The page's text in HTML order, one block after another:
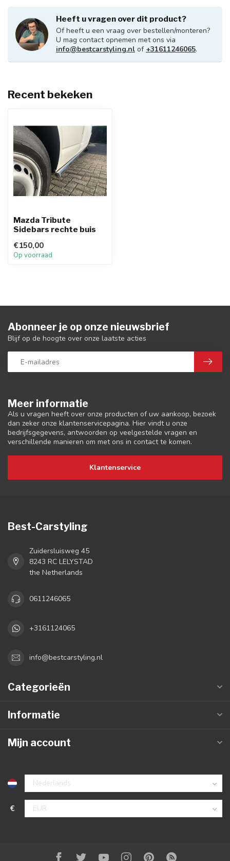
Heeft u vragen over dit product?
Of heeft u een vraag over bestellen/monteren?
U mag contact opnemen met ons via
info@bestcarstyling.nl of +31611246065.
Recent bekeken
Mazda Tribute
Sidebars rechte buis
€150,00
Op voorraad
Meer informatie
Als u vragen heeft over onze producten of uw aankoop, bezoek
dan zeker onze klantenservicepagina. Hier vindt u onze
bedrijfsgegevens, antwoorden op veelgestelde vragen en
verschillende manieren om met ons in contact te komen.
Klantenservice
Abonneer je op onze nieuwsbrief
Blijf op de hoogte over onze laatste acties
Best-Carstyling
Zuidersluisweg 45
8243 RC LELYSTAD
the Netherlands
0611246065
+3161124065
info@bestcarstyling.nl
Categorieën
Informatie
Mijn account
€